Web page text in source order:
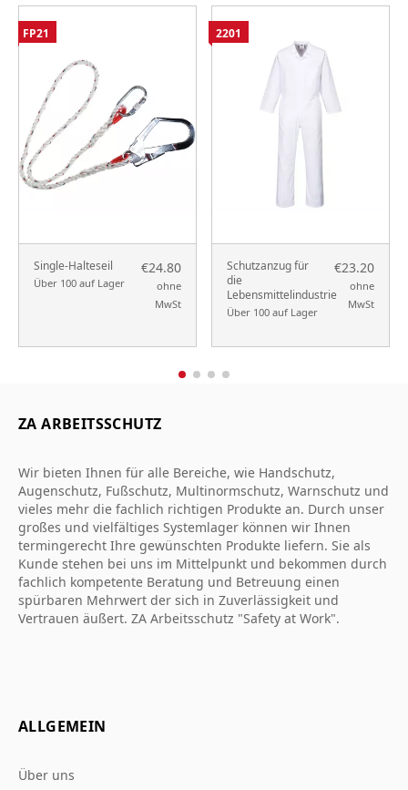
Single-Halteseil
Über 100 auf Lager
€24.80
ohne
MwSt
FP21
Schutzanzug für
die
Lebensmittelindustrie
Über 100 auf Lager
€23.20
ohne
MwSt
2201
ZA ARBEITSSCHUTZ
Wir bieten Ihnen für alle Bereiche, wie Handschutz,
Augenschutz, Fußschutz, Multinormschutz, Warnschutz und
vieles mehr die fachlich richtigen Produkte an. Durch unser
großes und vielfältiges Systemlager können wir Ihnen
termingerecht Ihre gewünschten Produkte liefern. Sie als
Kunde stehen bei uns im Mittelpunkt und bekommen durch
fachlich kompetente Beratung und Betreuung einen
spürbaren Mehrwert der sich in Zuverlässigkeit und
Vertrauen äußert. ZA Arbeitsschutz "Safety at Work".
ALLGEMEIN
Über uns